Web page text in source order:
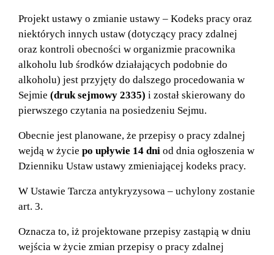
Projekt ustawy o zmianie ustawy – Kodeks pracy oraz
niektórych innych ustaw (dotyczący pracy zdalnej
oraz kontroli obecności w organizmie pracownika
alkoholu lub środków działających podobnie do
alkoholu) jest przyjęty do dalszego procedowania w
Sejmie (druk sejmowy 2335) i został skierowany do
pierwszego czytania na posiedzeniu Sejmu.
Obecnie jest planowane, że przepisy o pracy zdalnej
wejdą w życie po upływie 14 dni od dnia ogłoszenia w
Dzienniku Ustaw ustawy zmieniającej kodeks pracy.
W Ustawie Tarcza antykryzysowa – uchylony zostanie
art. 3.
Oznacza to, iż projektowane przepisy zastąpią w dniu
wejścia w życie zmian przepisy o pracy zdalnej